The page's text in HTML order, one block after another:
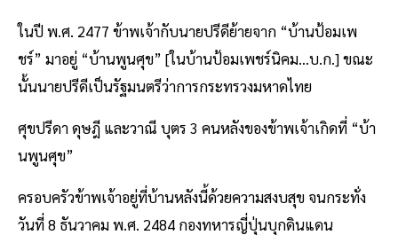
ในปี พ.ศ. 2477 ข้าพเจ้ากับนายปรีดีย้ายจาก “บ้านป้อมเพ
ชร์” มาอยู่ “บ้านพูนศุข” [ในบ้านป้อมเพชร์นิคม…บ.ก.] ขณะ
นั้นนายปรีดีเป็นรัฐมนตรีว่าการกระทรวงมหาดไทย
ศุขปรีดา ดุษฎี และวาณี บุตร 3 คนหลังของข้าพเจ้าเกิดที่ “บ้า
นพูนศุข”
ครอบครัวข้าพเจ้าอยู่ที่บ้านหลังนี้ด้วยความสงบสุข จนกระทั่ง
วันที่ 8 ธันวาคม พ.ศ. 2484 กองทหารญี่ปุ่นบุกดินแดน